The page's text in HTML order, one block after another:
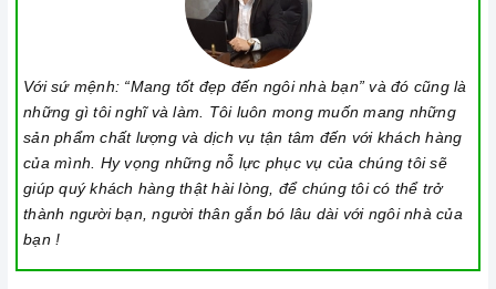
Với sứ mệnh: “Mang tốt đẹp đến ngôi nhà bạn” và đó cũng là
những gì tôi nghĩ và làm. Tôi luôn mong muốn mang những
sản phẩm chất lượng và dịch vụ tận tâm đến với khách hàng
của mình. Hy vọng những nỗ lực phục vụ của chúng tôi sẽ
giúp quý khách hàng thật hài lòng, để chúng tôi có thể trở
thành người bạn, người thân gắn bó lâu dài với ngôi nhà của
bạn !